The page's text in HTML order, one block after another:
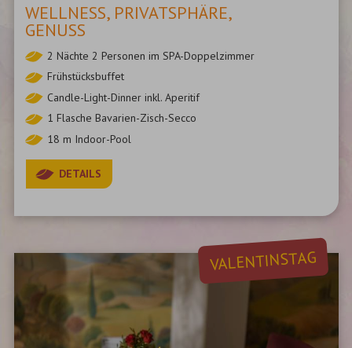
WELLNESS, PRIVATSPHÄRE,
GENUSS
2 Nächte 2 Personen im SPA-Doppelzimmer
Frühstücksbuffet
Candle-Light-Dinner inkl. Aperitif
1 Flasche Bavarien-Zisch-Secco
18 m Indoor-Pool
DETAILS
VALENTINSTAG